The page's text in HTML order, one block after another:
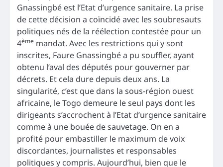
Gnassingbé est l’Etat d’urgence sanitaire. La prise
de cette décision a coïncidé avec les soubresauts
politiques nés de la réélection contestée pour un
4ème mandat. Avec les restrictions qui y sont
inscrites, Faure Gnassingbé a pu souffler, ayant
obtenu l’aval des députés pour gouverner par
décrets. Et cela dure depuis deux ans. La
singularité, c’est que dans la sous-région ouest
africaine, le Togo demeure le seul pays dont les
dirigeants s’accrochent à l’Etat d’urgence sanitaire
comme à une bouée de sauvetage. On en a
profité pour embastiller le maximum de voix
discordantes, journalistes et responsables
politiques y compris. Aujourd’hui, bien que le